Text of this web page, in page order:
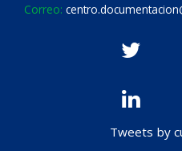
Correo:
Tweets by